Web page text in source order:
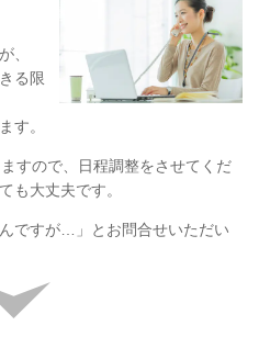
、
る限
す。
すので、日程調整をさせてくだ
も大丈夫です。
ですが…」とお問合せいただい